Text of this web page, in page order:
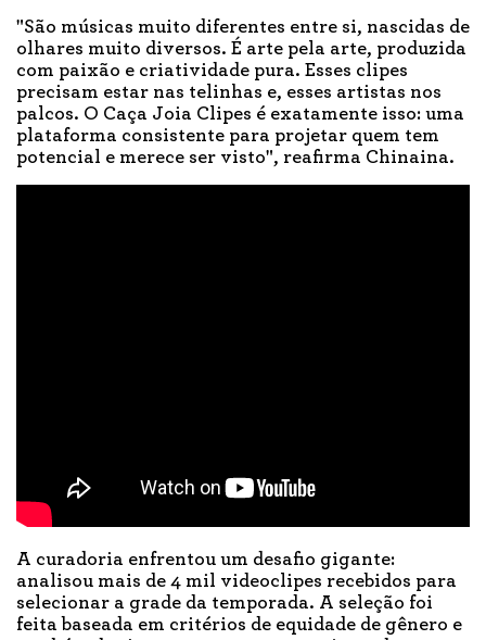
"São músicas muito diferentes entre si, nascidas de
olhares muito diversos. É arte pela arte, produzida
com paixão e criatividade pura. Esses clipes
precisam estar nas telinhas e, esses artistas nos
palcos. O Caça Joia Clipes é exatamente isso: uma
plataforma consistente para projetar quem tem
potencial e merece ser visto", reafirma Chinaina.
A curadoria enfrentou um desafio gigante:
analisou mais de 4 mil videoclipes recebidos para
selecionar a grade da temporada. A seleção foi
feita baseada em critérios de equidade de gênero e